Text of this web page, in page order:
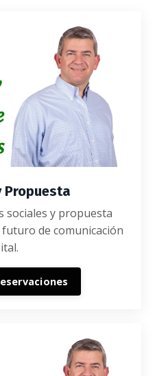
sociales y propuesta
de comunicación